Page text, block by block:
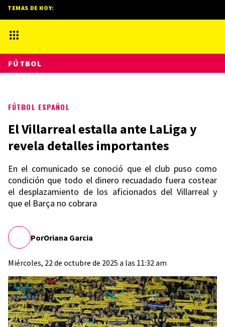
FÚTBOL ESPAÑOL
El Villarreal estalla ante LaLiga y
revela detalles importantes
En el comunicado se conoció que el club puso como
condición que todo el dinero recuadado fuera costear
el desplazamiento de los aficionados del Villarreal y
que el Barça no cobrara
PorOriana Garcia
Miércoles, 22 de octubre de 2025 a las 11:32 am
TEMAS DE HOY:
FÚTBOL